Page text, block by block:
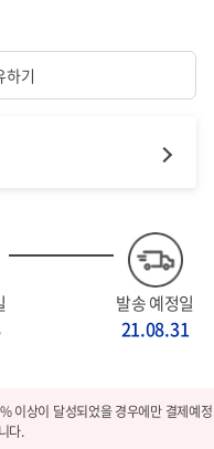
하기
발송 예정일
21.08.31
이상이 달성되었을 경우에만 결제예정
다.